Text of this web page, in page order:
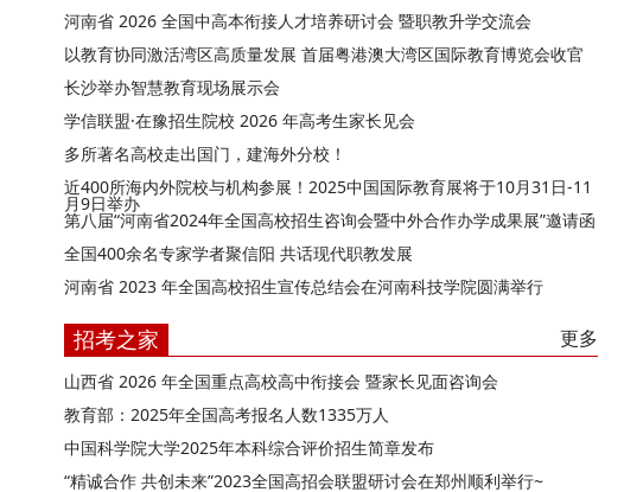
河南省 2026 全国中高本衔接人才培养研讨会 暨职教升学交流会
以教育协同激活湾区高质量发展 首届粤港澳大湾区国际教育博览会收官
长沙举办智慧教育现场展示会
学信联盟·在豫招生院校 2026 年高考生家长见会
多所著名高校走出国门，建海外分校！
近400所海内外院校与机构参展！2025中国国际教育展将于10月31日-11
月9日举办
第八届“河南省2024年全国高校招生咨询会暨中外合作办学成果展”邀请函
全国400余名专家学者聚信阳 共话现代职教发展
河南省 2023 年全国高校招生宣传总结会在河南科技学院圆满举行
招考之家 更多
山西省 2026 年全国重点高校高中衔接会 暨家长见面咨询会
教育部：2025年全国高考报名人数1335万人
中国科学院大学2025年本科综合评价招生简章发布
“精诚合作 共创未来”2023全国高招会联盟研讨会在郑州顺利举行~